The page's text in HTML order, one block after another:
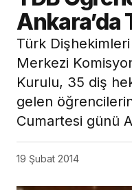
Ankara’da
Türk
Merkezi
Kurulu, 35 diş
gelen öğrencilerin
Cumartesi günü
19 Şubat 2014